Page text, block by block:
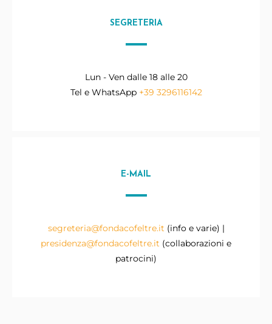
SEGRETERIA
Lun - Ven dalle 18 alle 20
Tel e WhatsApp +39 3296116142
E-MAIL
segreteria@fondacofeltre.it (info e varie) |
presidenza@fondacofeltre.it (collaborazioni e
patrocini)